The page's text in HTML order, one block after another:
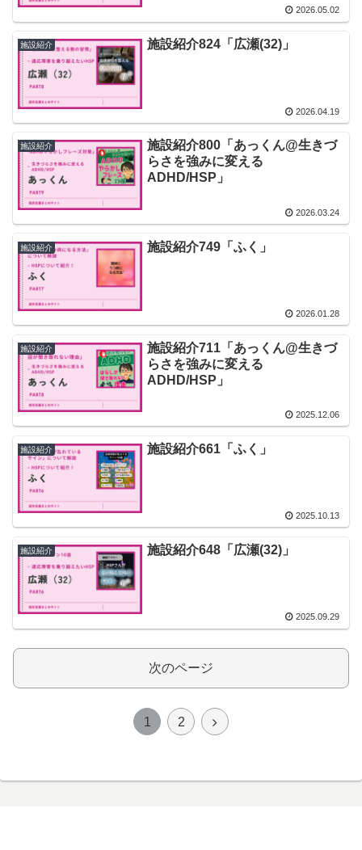
2026.05.02
施設紹介 施設紹介824「広瀬(32)」
2026.04.19
施設紹介
施設紹介800「あっくん@生きづ
らさを強みに変える
ADHD/HSP」
2026.03.24
施設紹介 施設紹介749「ふく」
2026.01.28
施設紹介
施設紹介711「あっくん@生きづ
らさを強みに変える
ADHD/HSP」
2025.12.06
施設紹介 施設紹介661「ふく」
2025.10.13
施設紹介 施設紹介648「広瀬(32)」
2025.09.29
次のページ
1 2
次